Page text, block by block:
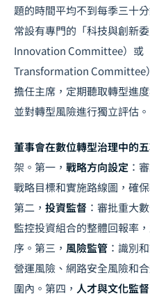
題的時間平均不到每季三十分
常設有專門的「科技與創新
Innovation Committee）或
Transformation Committee
擔任主席，定期聽取轉型進
並對轉型風險進行獨立評估。
董事會在數位轉型治理中的
架。第一， 戰略方向設定 ：
戰略目標和實施路線圖，確
第二， 投資監督 ：審批重大
監控投資組合的整體回報率
序。第三， 風險監管 ：識別
營運風險、網路安全風險和
圍內。第四， 人才與文化監督